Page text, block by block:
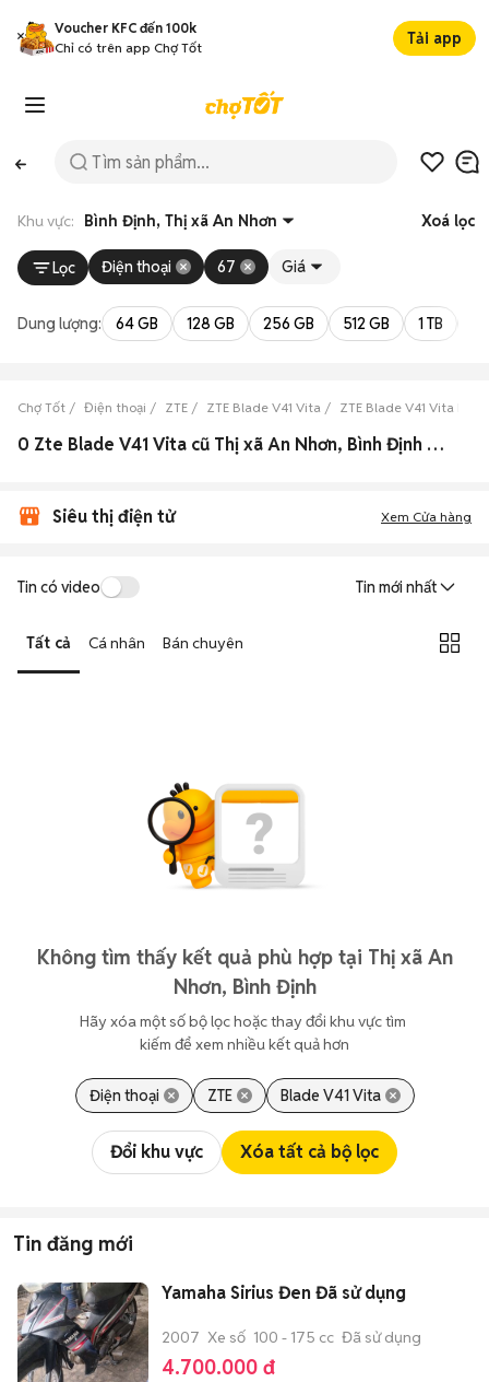
Voucher KFC đến 100k
Chỉ có trên app Chợ Tốt
Tải app
Khu vực: Bình Định, Thị xã An Nhơn Xoá lọc
Lọc Điện thoại 67 Giá
Dung lượng: 64 GB 128 GB 256 GB 512 GB 1 TB
Chợ Tốt Điện thoại ZTE ZTE Blade V41 Vita ZTE Blade V41 Vita
0 Zte Blade V41 Vita cũ Thị xã An Nhơn, Bình Định đẹp
Siêu thị điện tử Xem Cửa hàng
Tin có video Tin mới nhất
Tất cả Cá nhân Bán chuyên
Không tìm thấy kết quả phù hợp tại Thị xã An
Nhơn, Bình Định
Hãy xóa một số bộ lọc hoặc thay đổi khu vực tìm
kiếm để xem nhiều kết quả hơn
Điện thoại ZTE Blade V41 Vita
Đổi khu vực Xóa tất cả bộ lọc
Tin đăng mới
Yamaha Sirius Đen Đã sử dụng
2007 Xe số 100 - 175 cc Đã sử dụng
4.700.000 đ